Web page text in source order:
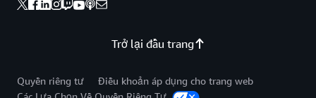
Trở lại đầu trang
Quyền riêng tư
Điều khoản áp dụng cho trang web